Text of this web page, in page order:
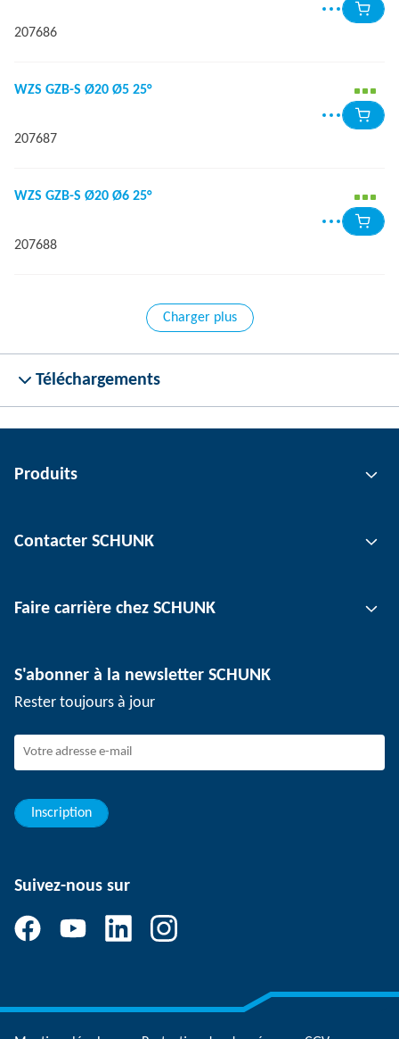
207686
WZS GZB-S Ø20 Ø5 25°
207687
WZS GZB-S Ø20 Ø6 25°
207688
Charger plus
Téléchargements
Produits
Technologie d'automatisation
Technologie de serrage de pièce
Contacter SCHUNK
Sites
Événements
Dispositif de signalement SCHUNK
Faire carrière chez SCHUNK
Travailler chez SCHUNK
Jeunes professionnels
Elèves
S'abonner à la newsletter SCHUNK
Rester toujours à jour
Inscription
Suivez-nous sur